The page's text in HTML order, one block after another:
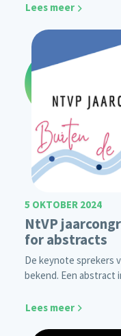
Lees meer
5 OKTOBER 2024
NtVP
for abstracts
De keynote sprekers
bekend. Een abstract
Lees meer